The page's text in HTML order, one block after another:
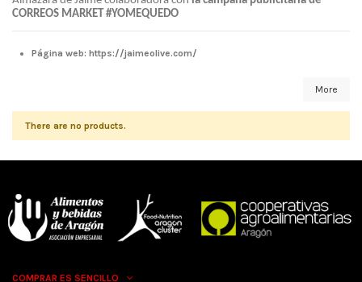
CORREOS MARKET #YOMEQUEDO
Página web: https://jaimeolive.com/
More
There are no products.
COMPRAR ES SENCILLO